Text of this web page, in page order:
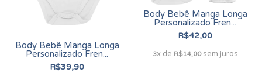
Body Bebê Manga Longa
Personalizado Fren...
R$39,90
Body Bebê Manga Longa
Personalizado Fren...
R$42,00
3x de R$14,00sem juros